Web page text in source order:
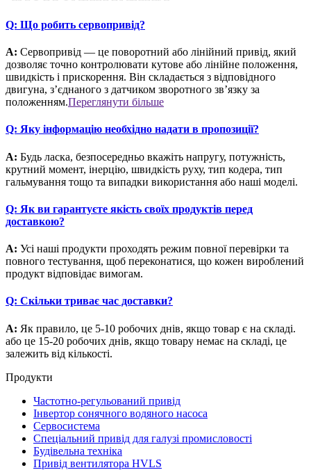
Q: Що робить сервопривід?
A: Сервопривід — це поворотний або лінійний привід, який
дозволяє точно контролювати кутове або лінійне положення,
швидкість і прискорення. Він складається з відповідного
двигуна, з’єднаного з датчиком зворотного зв’язку за
положенням.Переглянути більше
Q: Яку інформацію необхідно надати в пропозиції?
A: Будь ласка, безпосередньо вкажіть напругу, потужність,
крутний момент, інерцію, швидкість руху, тип кодера, тип
гальмування тощо та випадки використання або наші моделі.
Q: Як ви гарантуєте якість своїх продуктів перед
доставкою?
A: Усі наші продукти проходять режим повної перевірки та
повного тестування, щоб переконатися, що кожен вироблений
продукт відповідає вимогам.
Q: Скільки триває час доставки?
A: Як правило, це 5-10 робочих днів, якщо товар є на складі.
або це 15-20 робочих днів, якщо товару немає на складі, це
залежить від кількості.
Продукти
Частотно-регульований привід
Інвертор сонячного водяного насоса
Сервосистема
Спеціальний привід для галузі промисловості
Будівельна техніка
Привід вентилятора HVLS